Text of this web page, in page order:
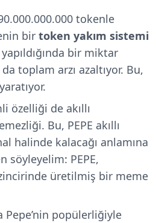
tokenle
bir token yakım sistemi
bir miktar
toplam arzı azaltıyor. Bu,
özelliği de akıllı
Bu, PEPE akıllı
halinde kalacağı anlamına
söyleyelim: PEPE,
üretilmiş bir meme
Pepe’nin popülerliğiyle